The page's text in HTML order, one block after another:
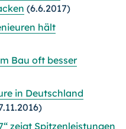
(6.6.2017)
hält
Bau oft besser
in Deutschland
zeigt Spitzenleistungen